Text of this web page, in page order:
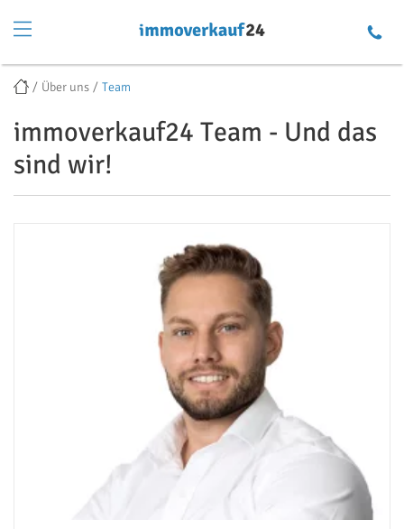
Über uns Team
immoverkauf24 Team - Und das
sind wir!